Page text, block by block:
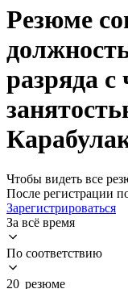
Резюме
разряда с
Чтобы видеть все
После регистрации
Зарегистрироваться
За всё время
По соответствию
20 резюме